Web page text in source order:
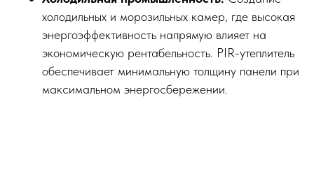
холодильных и морозильных камер, где высокая
энергоэффективность напрямую влияет на
экономическую рентабельность. PIR-утеплитель
обеспечивает минимальную толщину панели при
максимальном энергосбережении.